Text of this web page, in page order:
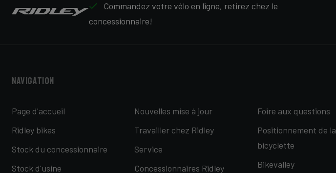
Commandez votre vélo en ligne, retirez chez le
concessionnaire!
Navigation
Page d'accueil
Ridley bikes
Stock du concessionnaire
Stock d'usine
Nouvelles mise à jour
Travailler chez Ridley
Service
Concessionnaires Ridley
Foire aux questions
Positionnement de la
bicyclette
Bikevalley